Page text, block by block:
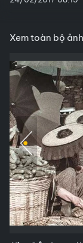
Xem toàn bộ ảnh